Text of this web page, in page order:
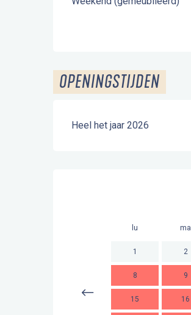
OPENINGSTIJDEN
Heel het jaar 2026
lu ma
1 2
8 9
15 16